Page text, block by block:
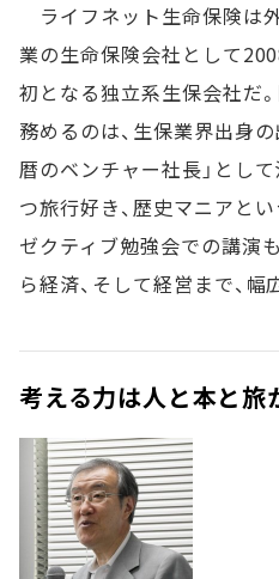
ライフネット生命保険は
業の生命保険会社として
初となる独立系生保会社だ
務めるのは、生保業界出身
暦のベンチャー社長」とし
つ旅行好き、歴史マニアと
ゼクティブ勉強会での講演
ら経済、そして経営まで、幅
考える力は人と本と旅